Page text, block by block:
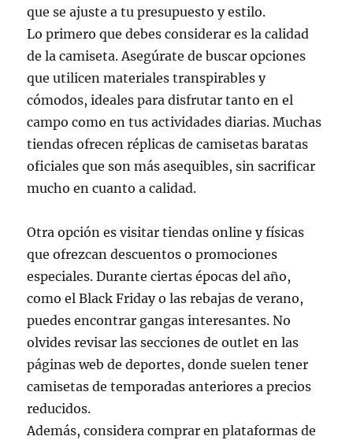
que se ajuste a tu presupuesto y estilo.
Lo primero que debes considerar es la calidad
de la camiseta. Asegúrate de buscar opciones
que utilicen materiales transpirables y
cómodos, ideales para disfrutar tanto en el
campo como en tus actividades diarias. Muchas
tiendas ofrecen réplicas de camisetas baratas
oficiales que son más asequibles, sin sacrificar
mucho en cuanto a calidad.
Otra opción es visitar tiendas online y físicas
que ofrezcan descuentos o promociones
especiales. Durante ciertas épocas del año,
como el Black Friday o las rebajas de verano,
puedes encontrar gangas interesantes. No
olvides revisar las secciones de outlet en las
páginas web de deportes, donde suelen tener
camisetas de temporadas anteriores a precios
reducidos.
Además, considera comprar en plataformas de